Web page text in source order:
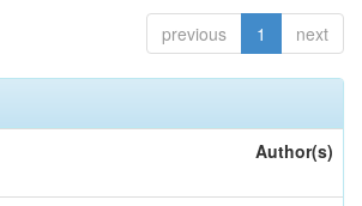
previous 1 next
Author(s)